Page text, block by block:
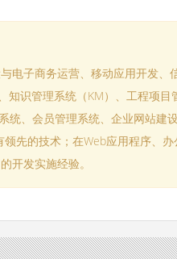
电子商务运营、移动应用开发、
知识管理系统（KM）、工程项目
统、会员管理系统、企业网站建
先的技术；在Web应用程序、办
开发实施经验。